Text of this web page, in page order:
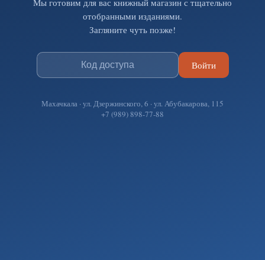
Мы готовим для вас книжный магазин с тщательно
отобранными изданиями.
Загляните чуть позже!
Войти
Махачкала · ул. Дзержинского, 6 · ул. Абубакарова, 115
+7 (989) 898-77-88